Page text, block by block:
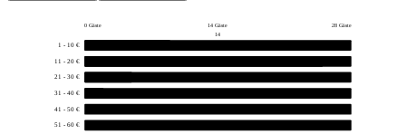
0 Gäste 14 Gäste
28 Gäste
14
1 - 10 €
11 - 20 €
21 - 30 €
31 - 40 €
41 - 50 €
51 - 60 €